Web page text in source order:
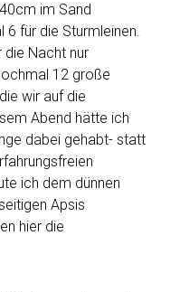
im Sand
6 für die Sturmleinen.
die Nacht nur
12 große
wir auf die
Abend hätte ich
dabei gehabt- statt
ich dem dünnen
Apsis
hier die